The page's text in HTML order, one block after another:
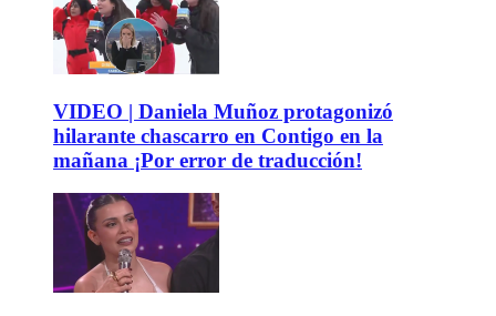
VIDEO | Daniela Muñoz protagonizó
hilarante chascarro en Contigo en la
mañana ¡Por error de traducción!